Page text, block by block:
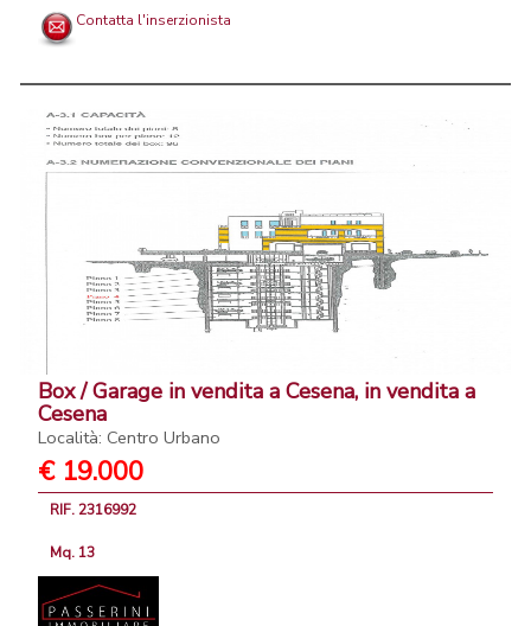
Contatta l'inserzionista
Box / Garage in vendita a Cesena, in vendita a
Cesena
Località: Centro Urbano
€ 19.000
RIF. 2316992
Mq. 13